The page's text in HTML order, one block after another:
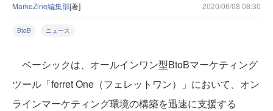
MarkeZine編集部[著] 2020/06/08 08:30
BtoB ニュース
ベーシックは、オールインワン型BtoBマーケティング
ツール「ferret One（フェレットワン）」において、オン
ラインマーケティング環境の構築を迅速に支援する